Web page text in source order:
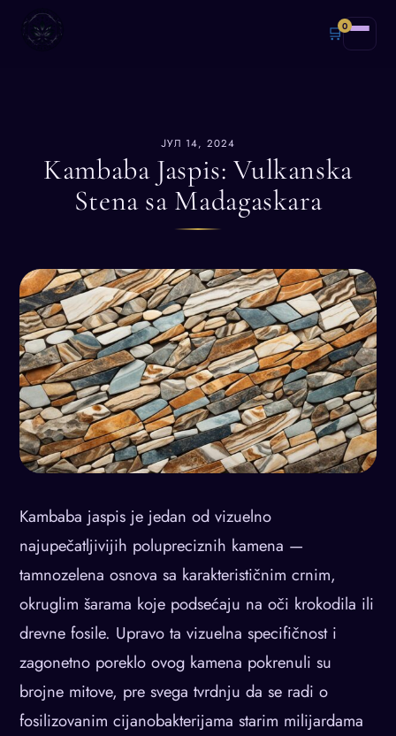
🛒0
ЈУЛ 14, 2024
Kambaba Jaspis: Vulkanska
Stena sa Madagaskara
Kambaba jaspis je jedan od vizuelno
najupečatljivijih polupreciznih kamena —
tamnozelena osnova sa karakterističnim crnim,
okruglim šarama koje podsećaju na oči krokodila ili
drevne fosile. Upravo ta vizuelna specifičnost i
zagonetno poreklo ovog kamena pokrenuli su
brojne mitove, pre svega tvrdnju da se radi o
fosilizovanim cijanobakterijama starim milijardama